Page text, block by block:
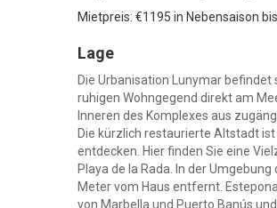
Mietpreis: €1195 in Nebensaison
Lage
Die Urbanisation Lunymar befindet
ruhigen Wohngegend direkt am
Inneren des Komplexes aus
Die kürzlich restaurierte Altstadt
entdecken. Hier finden Sie eine
Playa de la Rada. In der
Meter vom Haus entfernt.
von Marbella und Puerto Banús